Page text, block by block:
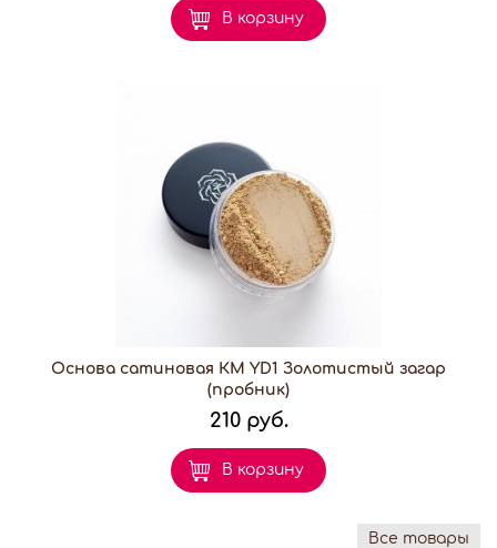
В корзину
Основа сатиновая КМ YD1 Золотистый загар
(пробник)
210 руб.
В корзину
Все товары